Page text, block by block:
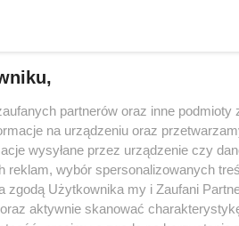
partnerów oraz inne
na urządzeniu oraz
wysyłane przez urządzenie czy
reklam, wybór spersonalizowanych
zgodą Użytkownika my i Zaufani
aktywnie skanować